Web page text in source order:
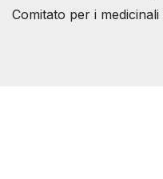
Comitato per i